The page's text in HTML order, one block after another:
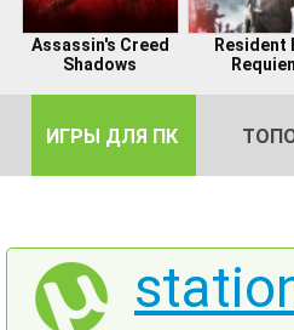
Assassin's Creed
Shadows
Resident
ИГРЫ ДЛЯ ПК